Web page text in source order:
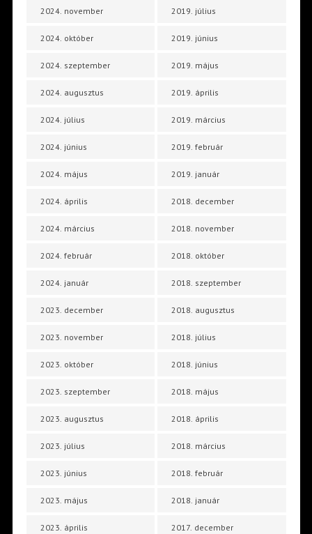
2024. november
2024. október
2024. szeptember
2024. augusztus
2024. július
2024. június
2024. május
2024. április
2024. március
2024. február
2024. január
2023. december
2023. november
2023. október
2023. szeptember
2023. augusztus
2023. július
2023. június
2023. május
2023. április
2019. július
2019. június
2019. május
2019. április
2019. március
2019. február
2019. január
2018. december
2018. november
2018. október
2018. szeptember
2018. augusztus
2018. július
2018. június
2018. május
2018. április
2018. március
2018. február
2018. január
2017. december